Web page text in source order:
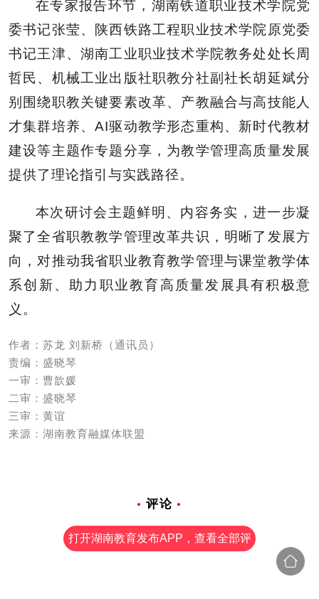
在专家报告环节，湖南铁道职业技术学院党
委书记张莹、陕西铁路工程职业技术学院原党委
书记王津、湖南工业职业技术学院教务处处长周
哲民、机械工业出版社职教分社副社长胡延斌分
别围绕职教关键要素改革、产教融合与高技能人
才集群培养、AI驱动教学形态重构、新时代教材
建设等主题作专题分享，为教学管理高质量发展
提供了理论指引与实践路径。
本次研讨会主题鲜明、内容务实，进一步凝
聚了全省职教教学管理改革共识，明晰了发展方
向，对推动我省职业教育教学管理与课堂教学体
系创新、助力职业教育高质量发展具有积极意
义。
作者：苏龙 刘新桥（通讯员）
责编：盛晓琴
一审：曹歆媛
二审：盛晓琴
三审：黄谊
来源：湖南教育融媒体联盟
评论
打开湖南教育发布APP，查看全部评